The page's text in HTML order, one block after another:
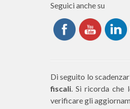
Seguici anche su
Di seguito lo
fiscali. Si ricorda che
verificare gli